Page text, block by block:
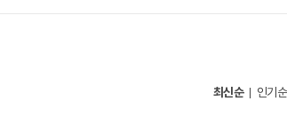
최신순 인기순